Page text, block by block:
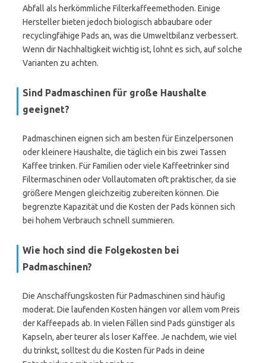
Abfall als herkömmliche Filterkaffeemethoden. Einige
Hersteller bieten jedoch biologisch abbaubare oder
recyclingfähige Pads an, was die Umweltbilanz verbessert.
Wenn dir Nachhaltigkeit wichtig ist, lohnt es sich, auf solche
Varianten zu achten.
Sind Padmaschinen für große Haushalte
geeignet?
Padmaschinen eignen sich am besten für Einzelpersonen
oder kleinere Haushalte, die täglich ein bis zwei Tassen
Kaffee trinken. Für Familien oder viele Kaffeetrinker sind
Filtermaschinen oder Vollautomaten oft praktischer, da sie
größere Mengen gleichzeitig zubereiten können. Die
begrenzte Kapazität und die Kosten der Pads können sich
bei hohem Verbrauch schnell summieren.
Wie hoch sind die Folgekosten bei
Padmaschinen?
Die Anschaffungskosten für Padmaschinen sind häufig
moderat. Die laufenden Kosten hängen vor allem vom Preis
der Kaffeepads ab. In vielen Fällen sind Pads günstiger als
Kapseln, aber teurer als loser Kaffee. Je nachdem, wie viel
du trinkst, solltest du die Kosten für Pads in deine